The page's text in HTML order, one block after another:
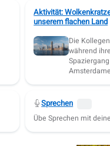
Aktivität:
unserem flachen Land
Die
während
Sprechen
Übe Sprechen mit